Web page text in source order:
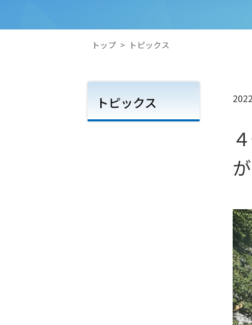
トップ > トピックス
トピックス